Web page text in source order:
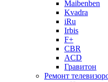
Maibenben
Kvadra
iRu
Irbis
F+
CBR
ACD
Гравитон
Ремонт